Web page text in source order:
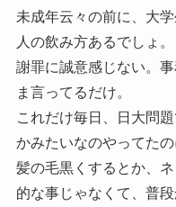
未成年云々の前に、大
人の飲み方あるでしょ。
謝罪に誠意感じない。
ま言ってるだけ。
これだけ毎日、日大問
かみたいなのやってた
髪の毛黒くするとか、
的な事じゃなくて、普